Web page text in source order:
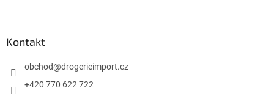
Kontakt
obchod@drogerieimport.cz
+420 770 622 722